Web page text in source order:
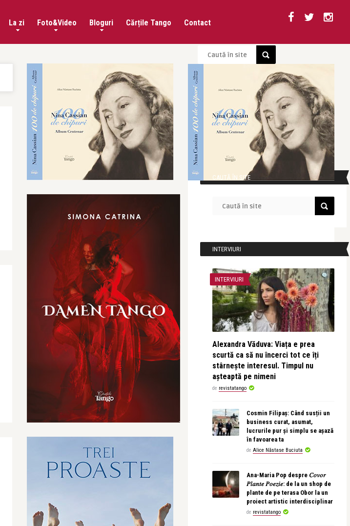
La zi Foto&Video Bloguri Cărțile Tango Contact
CAUTĂ ÎN SITE
INTERVIURI
INTERVIURI
Alexandra Văduva: Viața e prea
scurtă ca să nu încerci tot ce îți
stârnește interesul. Timpul nu
așteaptă pe nimeni
de revistatango
Cosmin Filipaș: Când susții un
business curat, asumat,
lucrurile pur și simplu se așază
în favoarea ta
de Alice Năstase Buciuta
Ana-Maria Pop despre 𝐶𝑜𝑣𝑜𝑟
𝑃𝑙𝑎𝑛𝑡𝑒 𝑃𝑜𝑒𝑧𝑖𝑒: de la un shop de
plante de pe terasa Obor la un
proiect artistic interdisciplinar
de revistatango